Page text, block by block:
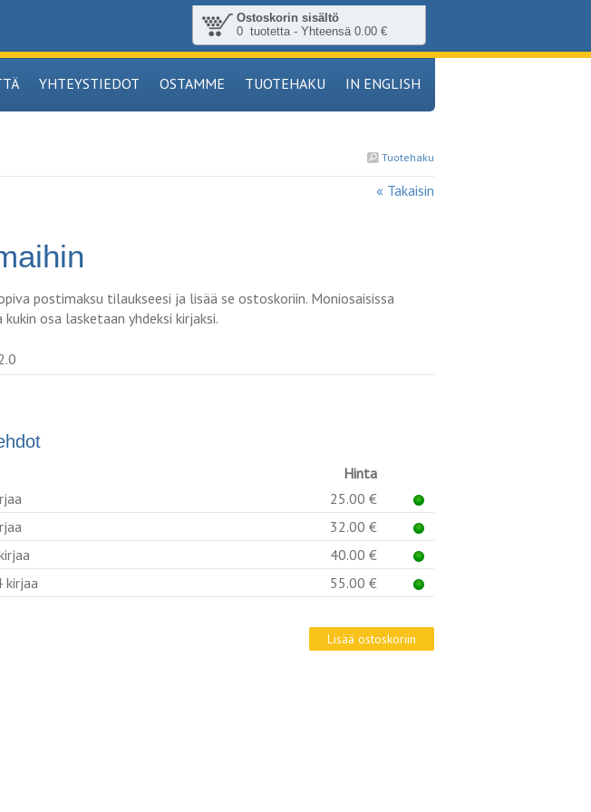
Ostoskorin sisältö
0 tuotetta - Yhteensä 0.00 €
YHTEYSTIEDOT OSTAMME TUOTEHAKU IN ENGLISH
Tuotehaku
« Takaisin
postimaksu tilaukseesi ja lisää se ostoskoriin. Moniosaisissa
kukin osa lasketaan yhdeksi kirjaksi.
Hinta
25.00 €
32.00 €
40.00 €
kirjaa
55.00 €